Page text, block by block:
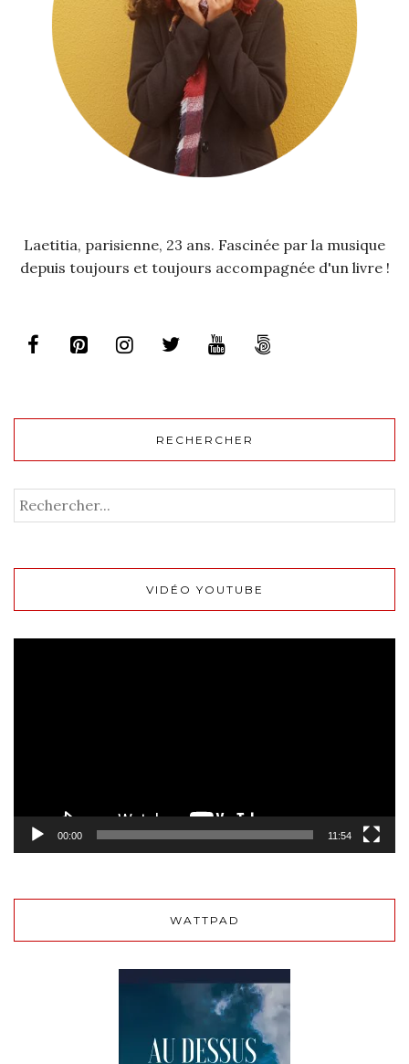
Laetitia, parisienne, 23 ans. Fascinée par la musique
depuis toujours et toujours accompagnée d'un livre !
RECHERCHER
VIDÉO YOUTUBE
00:00 11:54
WATTPAD